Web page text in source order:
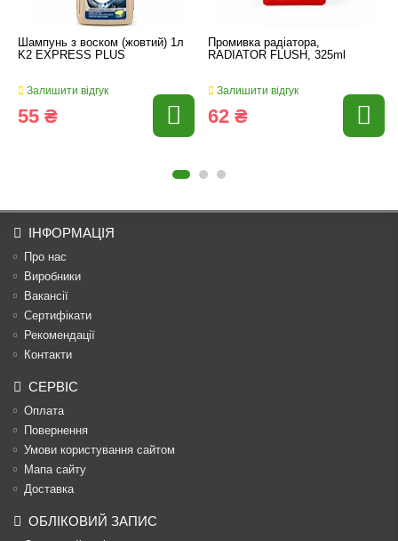
Шампунь з воском (жовтий) 1л
K2 EXPRESS PLUS
Залишити відгук
55 ₴
Промивка радіатора,
RADIATOR FLUSH, 325ml
Залишити відгук
62 ₴
ІНФОРМАЦІЯ
Про нас
Виробники
Вакансії
Сертифікати
Рекомендації
Контакти
СЕРВІС
Оплата
Повернення
Умови користування сайтом
Мапа сайту
Доставка
ОБЛІКОВИЙ ЗАПИС